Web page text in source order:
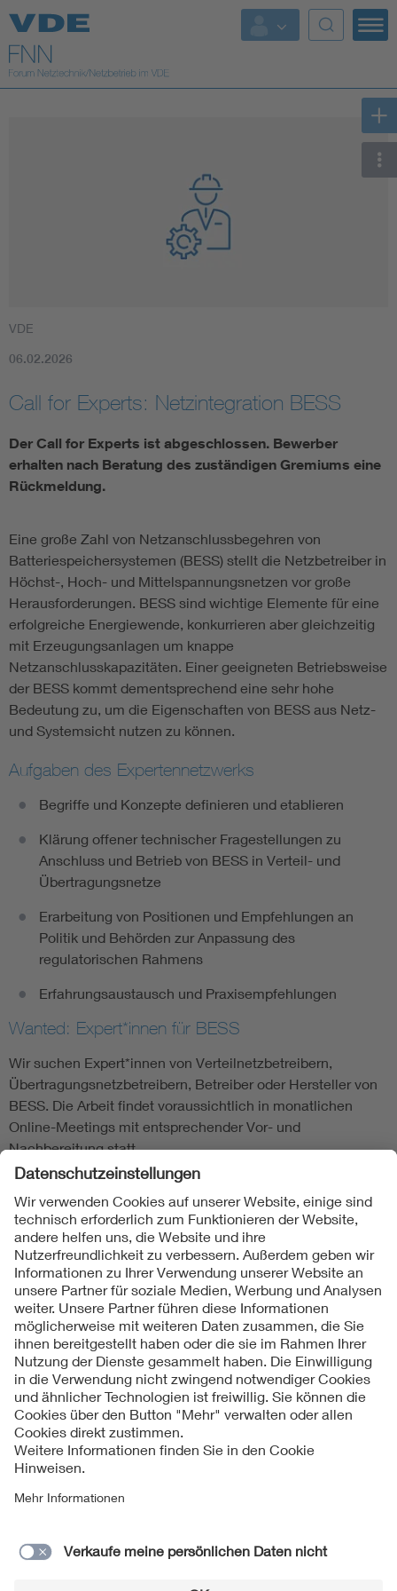
Top Themen
Fokusthemen
Digitalisierung und Metering
Innovative Netztechnologien
Umwelt- und Naturschutz
Regelsetzung
VDE
06.02.2026
Call for Experts: Netzintegration BESS
Der Call for Experts ist abgeschlossen. Bewerber
erhalten nach Beratung des zuständigen Gremiums eine
Rückmeldung.
Eine große Zahl von Netzanschlussbegehren von
Batteriespeichersystemen (BESS) stellt die Netzbetreiber in
Höchst-, Hoch- und Mittelspannungsnetzen vor große
Herausforderungen. BESS sind wichtige Elemente für eine
erfolgreiche Energiewende, konkurrieren aber gleichzeitig
mit Erzeugungsanlagen um knappe
Netzanschlusskapazitäten. Einer geeigneten Betriebsweise
der BESS kommt dementsprechend eine sehr hohe
Bedeutung zu, um die Eigenschaften von BESS aus Netz-
und Systemsicht nutzen zu können.
Aufgaben des Expertennetzwerks
Begriffe und Konzepte definieren und etablieren
Klärung offener technischer Fragestellungen zu
Anschluss und Betrieb von BESS in Verteil- und
Übertragungsnetze
Erarbeitung von Positionen und Empfehlungen an
Politik und Behörden zur Anpassung des
regulatorischen Rahmens
Erfahrungsaustausch und Praxisempfehlungen
Wanted: Expert*innen für BESS
Wir suchen Expert*innen von Verteilnetzbetreibern,
Übertragungsnetzbetreibern, Betreiber oder Hersteller von
BESS. Die Arbeit findet voraussichtlich in monatlichen
Online-Meetings mit entsprechender Vor- und
Nachbereitung statt.
Folgen Sie uns
Kontakte
Service
Impressum
Datenschutzinformationen
Cookie Hinweise
Lieferantenportal